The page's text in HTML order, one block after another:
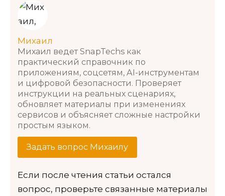
Михаил
Михаил ведет SnapTechs как
практический справочник по
приложениям, соцсетям, AI-инструментам
и цифровой безопасности. Проверяет
инструкции на реальных сценариях,
обновляет материалы при изменениях
сервисов и объясняет сложные настройки
простым языком.
Задать вопрос Михаилу
Если после чтения статьи остался
вопрос, проверьте связанные материалы